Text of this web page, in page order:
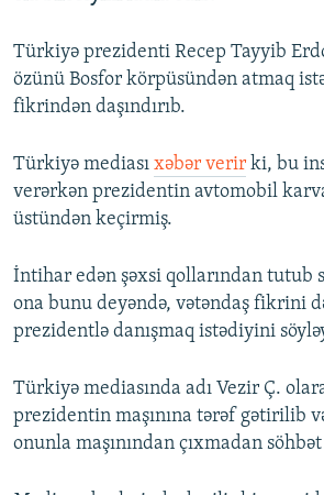
Türkiyə prezidenti Recep Tayyib
özünü Bosfor körpüsündən atmaq
fikrindən daşındırıb.
Türkiyə mediası xəbər verir ki, bu
verərkən prezidentin avtomobil
üstündən keçirmiş.
İntihar edən şəxsi qollarından tutub
ona bunu deyəndə, vətəndaş fikrini
prezidentlə danışmaq istədiyini
Türkiyə mediasında adı Vezir Ç.
prezidentin maşınına tərəf gətirilib
onunla maşınından çıxmadan